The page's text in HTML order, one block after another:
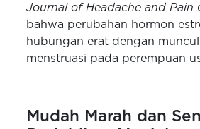
Journal of Headache and Pain
bahwa perubahan hormon
hubungan erat dengan
menstruasi pada perempuan
Mudah Marah dan